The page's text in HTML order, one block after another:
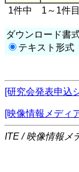
1件中 1～1件目
ダウンロード書
テキスト形式
[研究会発表申込
[映像情報メディ
ITE / 映像情報メ